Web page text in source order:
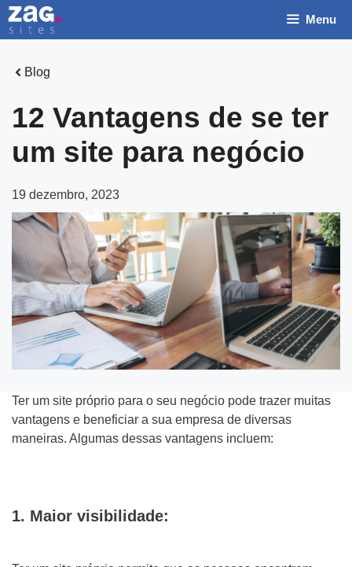
Pular
para
conteúdo
Menu
Blog
12 Vantagens de se ter
um site para negócio
19 dezembro, 2023
Ter um site próprio para o seu negócio pode trazer muitas
vantagens e beneficiar a sua empresa de diversas
maneiras. Algumas dessas vantagens incluem:
1. Maior visibilidade:
Tipo do Projeto